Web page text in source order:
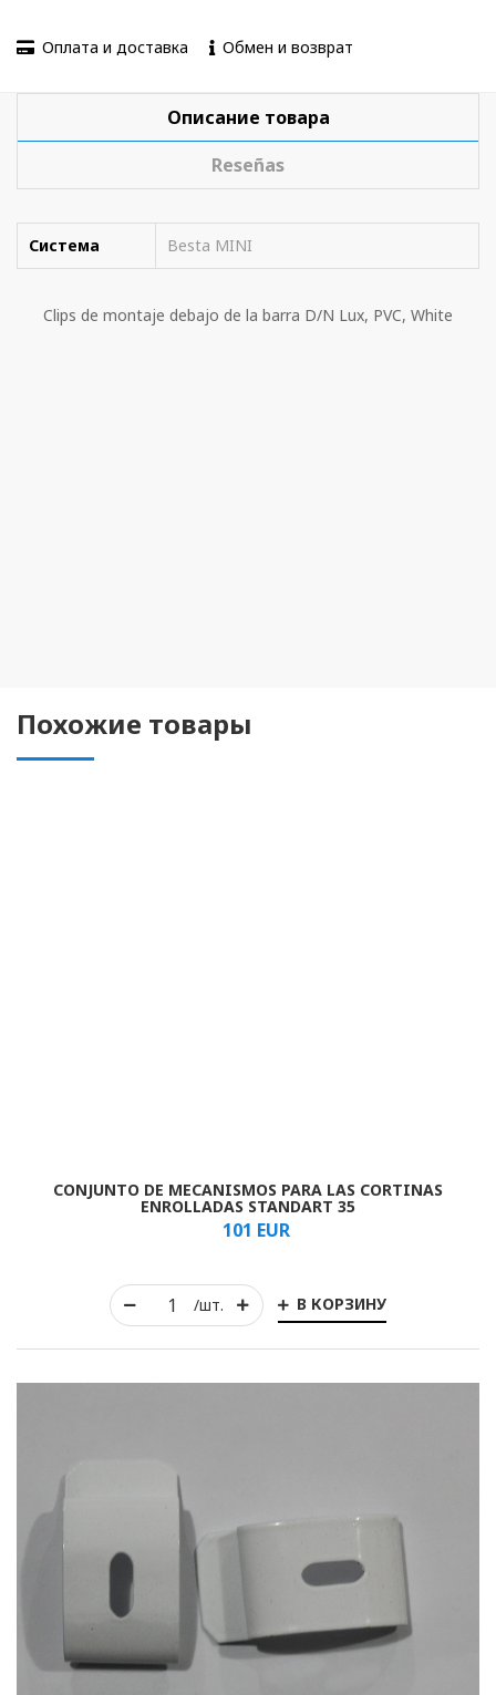
Arrollado
Horizontal
Оплата и доставка Обмен и возврат
Описание товара
Reseñas
Система Besta MINI
Clips de montaje debajo de la barra D/N Lux, PVC, White
Похожие товары
/шт. В КОРЗИНУ
CONJUNTO DE MECANISMOS PARA LAS CORTINAS
ENROLLADAS STANDART 35
101 EUR